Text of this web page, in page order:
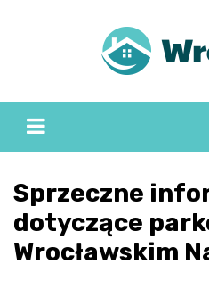
Sprzeczne
dotyczące
Wrocławskim